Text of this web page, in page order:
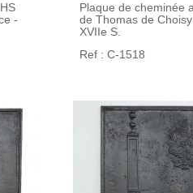
-
Plaque de cheminée
de Thomas de
XVIIe S.
Ref : C-1518